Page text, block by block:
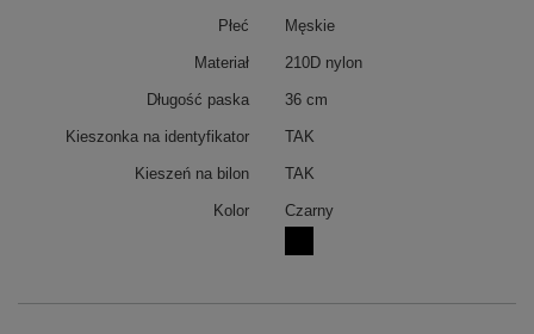
Płeć Męskie
Materiał 210D nylon
Długość paska 36 cm
Kieszonka na identyfikator TAK
Kieszeń na bilon TAK
Kolor Czarny